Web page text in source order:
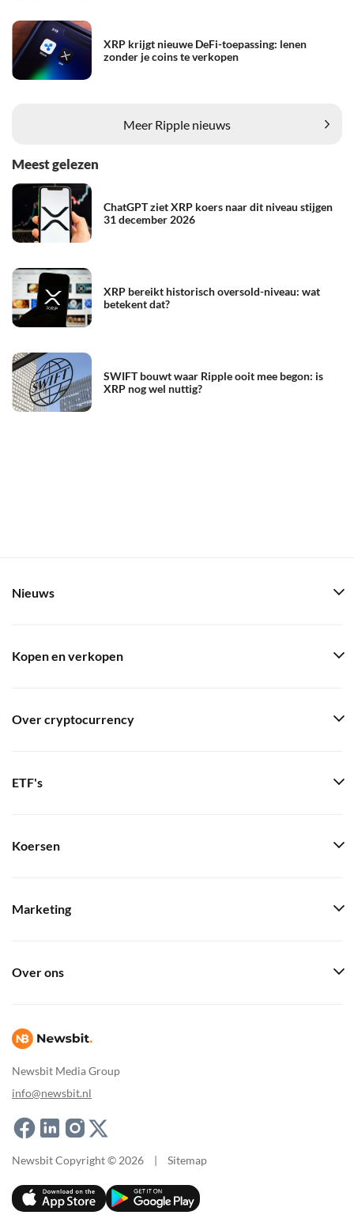
XRP krijgt nieuwe DeFi-toepassing: lenen
zonder je coins te verkopen
Meer Ripple nieuws
Meest gelezen
ChatGPT ziet XRP koers naar dit niveau stijgen
31 december 2026
XRP bereikt historisch oversold-niveau: wat
betekent dat?
SWIFT bouwt waar Ripple ooit mee begon: is
XRP nog wel nuttig?
Newsbit Media Group
info@newsbit.nl
Nieuws
Kopen en verkopen
Over cryptocurrency
ETF's
Koersen
Marketing
Over ons
Newsbit Copyright © 2026 | Sitemap